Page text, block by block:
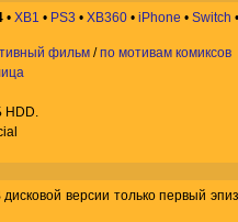
• XB1 • PS3 • XB360 • iPhone • Switch •
фильм /по мотивам комиксов
HDD.
версии только первый